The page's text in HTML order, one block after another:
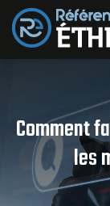
Comment
les